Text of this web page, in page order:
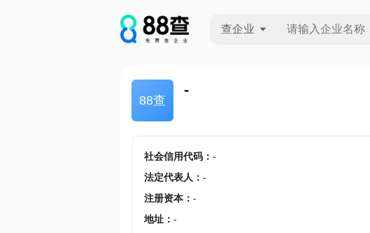
查企业
88查
-
社会信用代码： -
法定代表人 ： -
注册资本： -
地址： -